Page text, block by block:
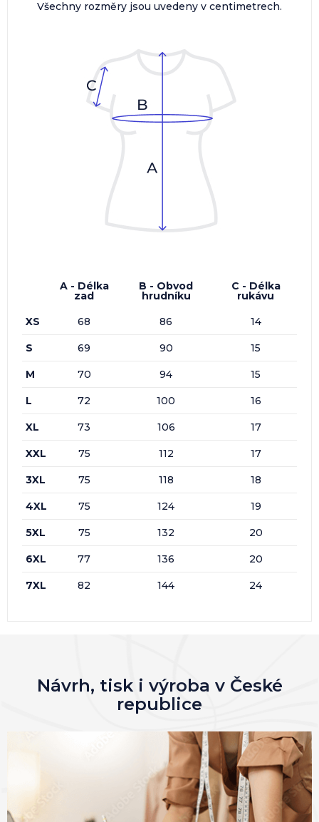
Všechny rozměry jsou uvedeny v centimetrech.
A - Délka
zad
B - Obvod
hrudníku
C - Délka
rukávu
XS
68 86 14
S 69 90 15
M 70 94 15
L 72 100 16
XL 73 106 17
XXL 75 112 17
3XL 75 118 18
4XL 75 124 19
5XL 75 132 20
6XL 77 136 20
7XL 82 144 24
Návrh, tisk i výroba v České
republice